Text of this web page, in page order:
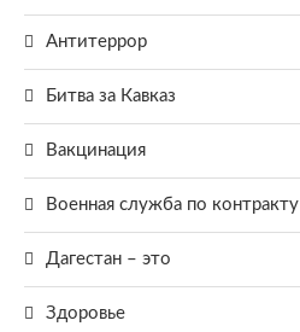
Антитеррор
Битва за Кавказ
Вакцинация
Военная служба по контракту
Дагестан – это
Здоровье